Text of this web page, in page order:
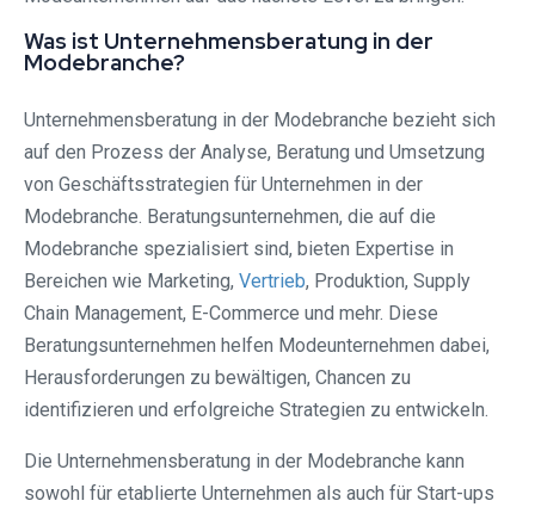
Was ist Unternehmensberatung in der
Modebranche?
Unternehmensberatung in der Modebranche bezieht sich
auf den Prozess der Analyse, Beratung und Umsetzung
von Geschäftsstrategien für Unternehmen in der
Modebranche. Beratungsunternehmen, die auf die
Modebranche spezialisiert sind, bieten Expertise in
Bereichen wie Marketing, Vertrieb, Produktion, Supply
Chain Management, E-Commerce und mehr. Diese
Beratungsunternehmen helfen Modeunternehmen dabei,
Herausforderungen zu bewältigen, Chancen zu
identifizieren und erfolgreiche Strategien zu entwickeln.
Die Unternehmensberatung in der Modebranche kann
sowohl für etablierte Unternehmen als auch für Start-ups